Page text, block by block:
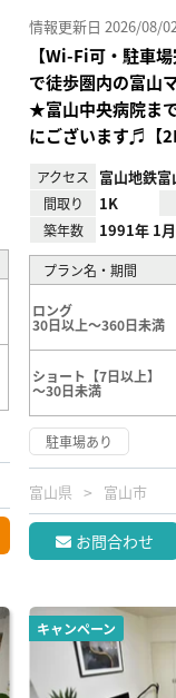
情報更新日 2026/08/
【Wi-Fi可・駐車
で徒歩圏内の富山
★富山中央病院ま
にございます♬【
アクセス 富山地鉄富
間取り 1K
築年数 1991年 1
プラン名・期間
ロング
30日以上～360日未満
ショート【7日以上】
～30日未満
駐車場あり
富山県 富山市
お問合わせ
キャンペーン